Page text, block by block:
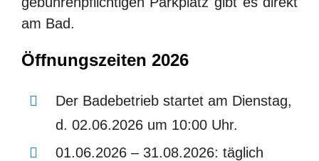
am Bad.
Öffnungszeiten 2026
Der Badebetrieb startet am Dienstag,
d. 02.06.2026 um 10:00 Uhr.
01.06.2026 – 31.08.2026: täglich